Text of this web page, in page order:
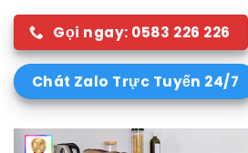
Gọi ngay: 0583 226 226
Chát Zalo Trực Tuyến 24/7